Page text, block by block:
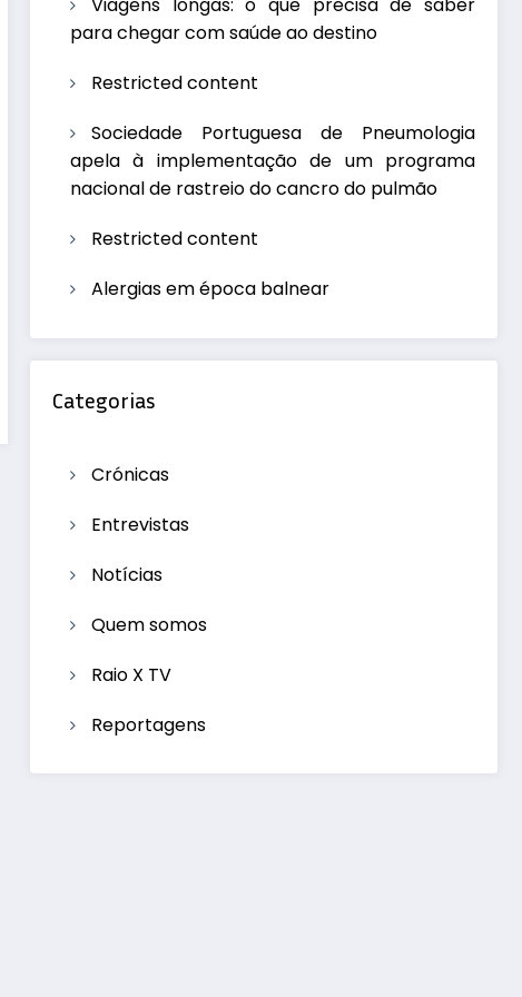
Viagens longas: o que precisa de saber
para chegar com saúde ao destino
Restricted content
Sociedade Portuguesa de Pneumologia
apela à implementação de um programa
nacional de rastreio do cancro do pulmão
Restricted content
Alergias em época balnear
Categorias
Crónicas
Entrevistas
Notícias
Quem somos
Raio X TV
Reportagens